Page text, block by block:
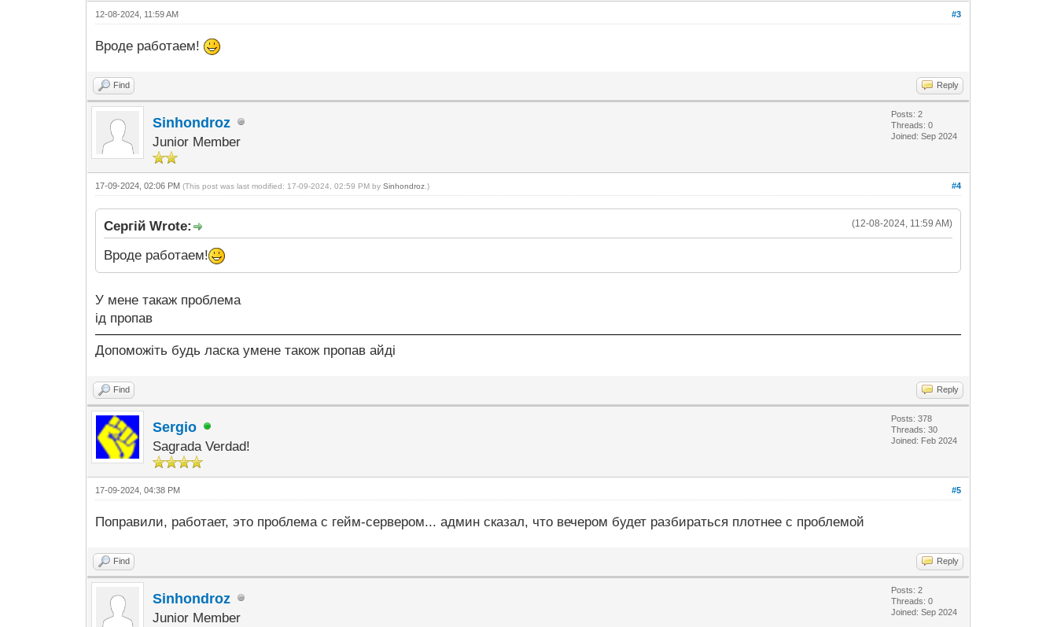
#3
12-08-2024, 11:59 AM
Вроде работаем!
Find Reply
Sinhondroz
Junior Member
Posts: 2
Threads: 0
Joined: Sep 2024
#4
17-09-2024, 02:06 PM(This post was last modified: 17-09-2024, 02:59 PM bySinhondroz .)
(12-08-2024, 11:59 AM)
Сергій Wrote:
Вроде работаем!
У мене такаж проблема
ід пропав
Допоможіть будь ласка умене також пропав айді
Find Reply
Sergio
Sagrada Verdad!
Posts: 378
Threads: 30
Joined: Feb 2024
#5
17-09-2024, 04:38 PM
Поправили, работает, это проблема с гейм-сервером... админ сказал, что вечером будет разбираться плотнее с проблемой
Find Reply
Sinhondroz
Junior Member
Posts: 2
Threads: 0
Joined: Sep 2024